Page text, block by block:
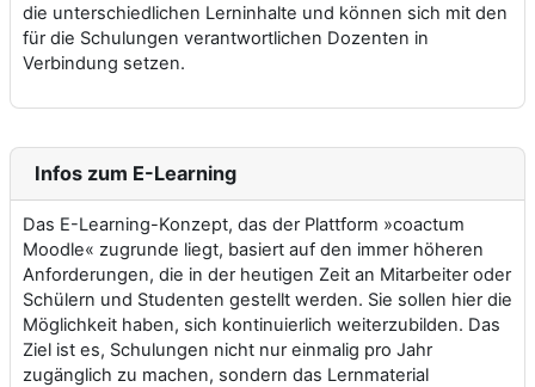
die unterschiedlichen Lerninhalte und können sich mit den
für die Schulungen verantwortlichen Dozenten in
Verbindung setzen.
Infos zum E-Learning
Das E-Learning-Konzept, das der Plattform »coactum
Moodle« zugrunde liegt, basiert auf den immer höheren
Anforderungen, die in der heutigen Zeit an Mitarbeiter oder
Schülern und Studenten gestellt werden. Sie sollen hier die
Möglichkeit haben, sich kontinuierlich weiterzubilden. Das
Ziel ist es, Schulungen nicht nur einmalig pro Jahr
zugänglich zu machen, sondern das Lernmaterial